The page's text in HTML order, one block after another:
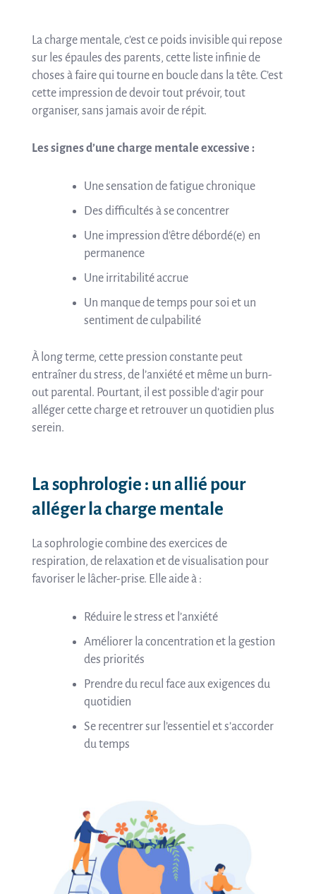
La charge mentale, c’est ce poids invisible qui repose
sur les épaules des parents, cette liste infinie de
choses à faire qui tourne en boucle dans la tête. C’est
cette impression de devoir tout prévoir, tout
organiser, sans jamais avoir de répit.
Les signes d’une charge mentale excessive :
Une sensation de fatigue chronique
Des difficultés à se concentrer
Une impression d’être débordé(e) en
permanence
Une irritabilité accrue
Un manque de temps pour soi et un
sentiment de culpabilité
À long terme, cette pression constante peut
entraîner du stress, de l’anxiété et même un burn-
out parental. Pourtant, il est possible d’agir pour
alléger cette charge et retrouver un quotidien plus
serein.
La sophrologie : un allié pour
alléger la charge mentale
La sophrologie combine des exercices de
respiration, de relaxation et de visualisation pour
favoriser le lâcher-prise. Elle aide à :
Réduire le stress et l’anxiété
Améliorer la concentration et la gestion
des priorités
Prendre du recul face aux exigences du
quotidien
Se recentrer sur l’essentiel et s’accorder
du temps